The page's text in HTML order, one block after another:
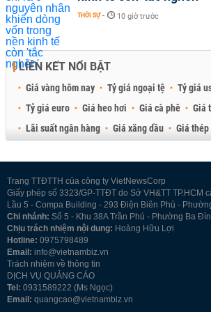
THỜI SỰ - 10 giờ trước
LIÊN KẾT NỔI BẬT
Giá vàng hôm nay Tỷ giá ngoại tệ Tỷ giá
Tỷ giá euro
Giá heo hơi Giá cà phê
Giá
Lãi suất ngân hàng
Giá xăng dầu
Giá thép
Trang TTĐTTH của công ty VietNewsCorp
Giấy phép số 3323/GP-TTĐT do Sở VH&TT TP.HCM
Lầu 5 - Compa Building - 293 Điện Biên Phủ -
Chi nhánh: Số 5 - Khu 38A Trần Phú - Phường Ba
Chịu trách nhiệm nội dung: Hoàng Hữu Lợi
Hotline: 0975798489
Email: info@vietnambiz.vn
Trách nhiệm về thông tin
DỊCH VỤ QUẢNG CÁO
Tel: 0931589222 (Ms Ngọc)
Email: quangcao@vietnambiz.vn